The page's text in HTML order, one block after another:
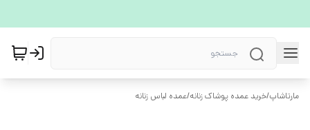
مارتاشاپ/خرید عمده پوشاک زنانه/عمده لباس زنانه